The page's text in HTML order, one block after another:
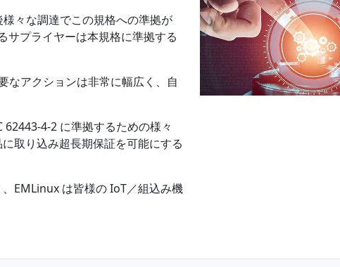
々な調達でこの規格への準拠が
サプライヤーは本規格に準拠する
なアクションは非常に幅広く、自
4-2 に準拠するための様々
取り込み超長期保証を可能にする
EMLinux は皆様の IoT／組込み機